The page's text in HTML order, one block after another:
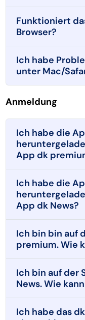
Funktioniert
Browser?
Ich habe
unter Mac/
Anmeldung
Ich habe die
App dk
Ich habe die
App dk News?
Ich bin bin auf
premium. Wie
Ich bin auf der
News. Wie
Ich habe das